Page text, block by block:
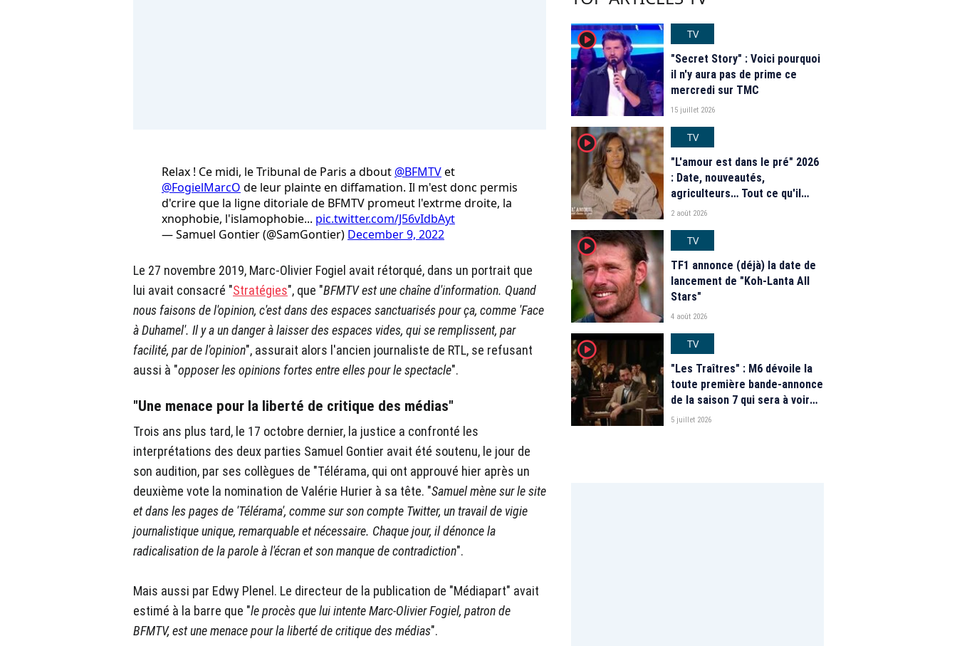
Relax ! Ce midi, le Tribunal de Paris a dbout @BFMTVet
@FogielMarcO de leur plainte en diffamation. Il m'est donc permis
d'crire que la ligne ditoriale de BFMTV promeut l'extrme droite, la
xnophobie, l'islamophobie... pic.twitter.com/J56vIdbAyt
— Samuel Gontier (@SamGontier) December 9, 2022
Le 27 novembre 2019, Marc-Olivier Fogiel avait rétorqué, dans un portrait que
lui avait consacré "Stratégies", que "BFMTV est une chaîne d'information. Quand
nous faisons de l'opinion, c'est dans des espaces sanctuarisés pour ça, comme 'Face
à Duhamel'. Il y a un danger à laisser des espaces vides, qui se remplissent, par
facilité, par de l'opinion", assurait alors l'ancien journaliste de RTL, se refusant
aussi à "opposer les opinions fortes entre elles pour le spectacle".
"Une menace pour la liberté de critique des médias"
Trois ans plus tard, le 17 octobre dernier, la justice a confronté les
interprétations des deux parties Samuel Gontier avait été soutenu, le jour de
son audition, par ses collègues de "Télérama, qui ont approuvé hier après un
deuxième vote la nomination de Valérie Hurier à sa tête. "Samuel mène sur le site
et dans les pages de 'Télérama', comme sur son compte Twitter, un travail de vigie
journalistique unique, remarquable et nécessaire. Chaque jour, il dénonce la
radicalisation de la parole à l'écran et son manque de contradiction".
Mais aussi par Edwy Plenel. Le directeur de la publication de "Médiapart" avait
estimé à la barre que "le procès que lui intente ⁦Marc-Olivier Fogiel, patron de
⁦BFMTV, est une menace pour la liberté de critique des médias".
player2
TV
"Secret Story" : Voici pourquoi
il n'y aura pas de prime ce
mercredi sur TMC
15 juillet 2026
player2
TV
"L'amour est dans le pré" 2026
: Date, nouveautés,
agriculteurs… Tout ce qu'il
faut savoir sur la saison 21 du
2 août 2026
player2
TV
TF1 annonce (déjà) la date de
lancement de "Koh-Lanta All
Stars"
4 août 2026
player2
TV
"Les Traîtres" : M6 dévoile la
toute première bande-annonce
de la saison 7 qui sera à voir
"prochainement"
5 juillet 2026